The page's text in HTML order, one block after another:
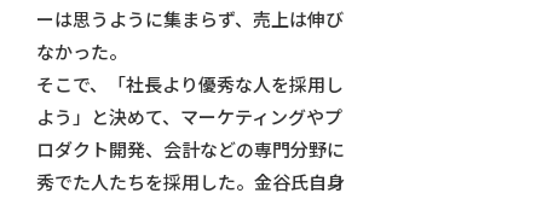
ーは思うように集まらず、売上は伸び
なかった。
そこで、「社長より優秀な人を採用し
よう」と決めて、マーケティングやプ
ロダクト開発、会計などの専門分野に
秀でた人たちを採用した。金谷氏自身